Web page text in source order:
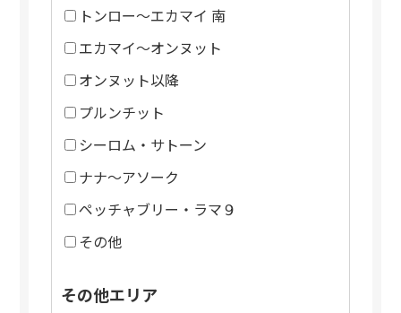
トンロー～エカマイ 南
エカマイ～オンヌット
オンヌット以降
プルンチット
シーロム・サトーン
ナナ～アソーク
ペッチャブリー・ラマ９
その他
その他エリア